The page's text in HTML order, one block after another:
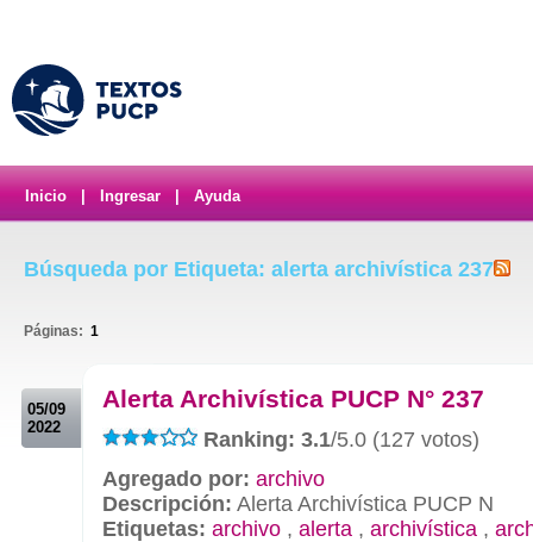
Inicio Ingresar Ayuda
Búsqueda por Etiqueta: alerta archivística 237
Páginas: 1
05/09
2022
Alerta Archivística PUCP N° 237
Ranking: 3.1/5.0 (127 votos)
Agregado por: archivo
Descripción: Alerta Archivística PUCP N
Etiquetas: archivo , alerta , archivística ,